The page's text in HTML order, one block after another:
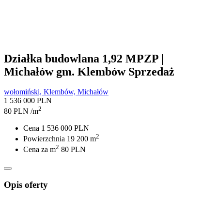
Działka budowlana 1,92 MPZP |
Michałów gm. Klembów Sprzedaż
wołomiński, Klembów, Michałów
1 536 000 PLN
80 PLN /m2
Cena 1 536 000 PLN
Powierzchnia 19 200 m2
Cena za m2 80 PLN
Opis oferty